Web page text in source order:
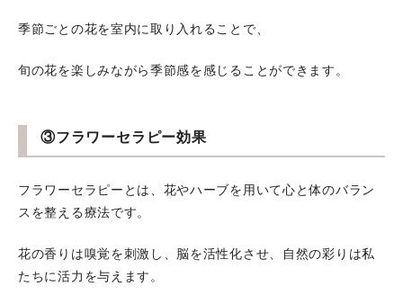
季節ごとの花を室内に取り入れることで、
旬の花を楽しみながら季節感を感じることができます。
③フラワーセラピー効果
フラワーセラピーとは、花やハーブを用いて心と体のバラン
スを整える療法です。
花の香りは嗅覚を刺激し、脳を活性化させ、自然の彩りは私
たちに活力を与えます。